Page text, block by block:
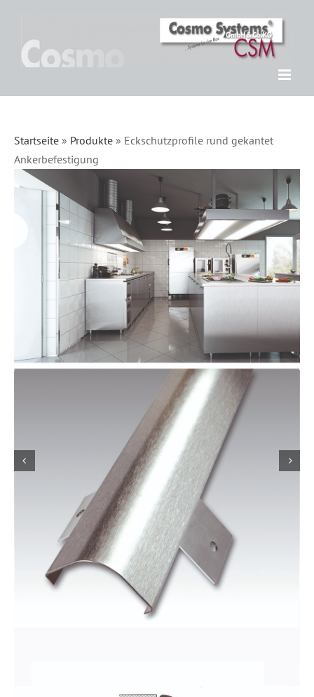
springen
Startseite » Produkte » Eckschutzprofile rund gekantet
Ankerbefestigung